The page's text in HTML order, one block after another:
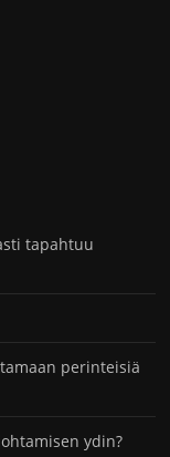
tapahtuu
perinteisiä
ydin?